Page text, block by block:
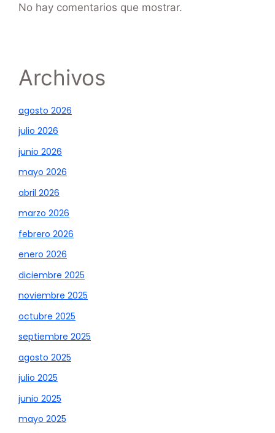
No hay comentarios que mostrar.
Archivos
agosto 2026
julio 2026
junio 2026
mayo 2026
abril 2026
marzo 2026
febrero 2026
enero 2026
diciembre 2025
noviembre 2025
octubre 2025
septiembre 2025
agosto 2025
julio 2025
junio 2025
mayo 2025